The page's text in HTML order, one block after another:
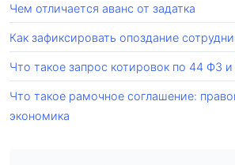
Чем отличается аванс от задатка
Как зафиксировать опоздание
Что такое запрос котировок по 44 ФЗ
Что такое рамочное соглашение:
экономика